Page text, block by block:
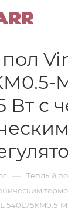
Вт с
— Теплый